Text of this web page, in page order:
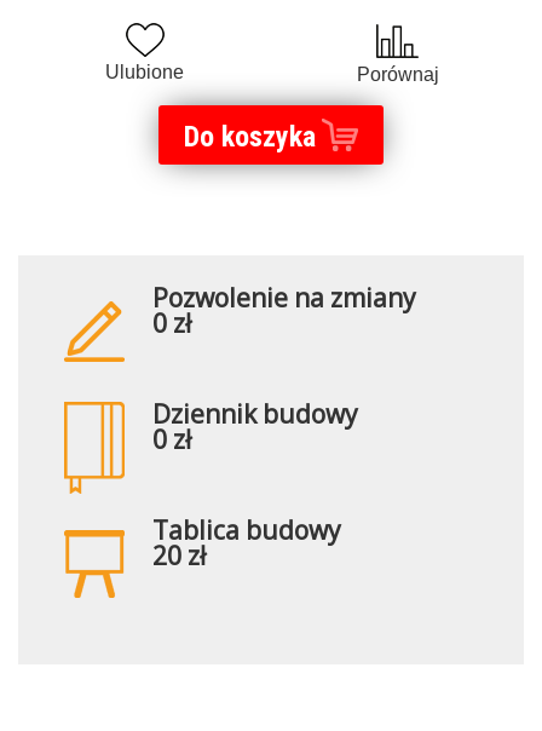
Do koszyka
Ulubione Porównaj
Pozwolenie na zmiany
0 zł
Dziennik budowy
0 zł
Tablica budowy
20 zł